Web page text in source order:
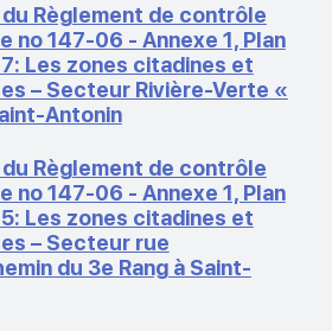
Règlement de contrôle
no 147-06 - Annexe 1, Plan
Les zones citadines et
– Secteur Rivière-Verte «
Antonin
Règlement de contrôle
no 147-06 - Annexe 1, Plan
Les zones citadines et
– Secteur rue
du 3e Rang à Saint-